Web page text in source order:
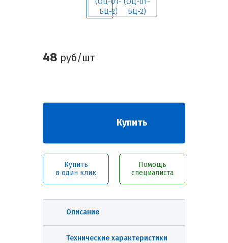
48 руб/шт
Купить
Купить
в один клик
Помощь
специалиста
Описание
Технические характеристики